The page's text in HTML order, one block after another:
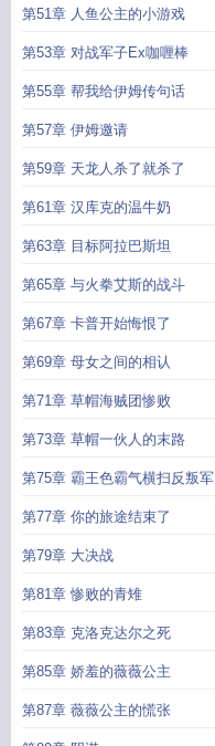
第51章 人鱼公主的小游戏
第53章 对战军子Ex咖喱棒
第55章 帮我给伊姆传句话
第57章 伊姆邀请
第59章 天龙人杀了就杀了
第61章 汉库克的温牛奶
第63章 目标阿拉巴斯坦
第65章 与火拳艾斯的战斗
第67章 卡普开始悔恨了
第69章 母女之间的相认
第71章 草帽海贼团惨败
第73章 草帽一伙人的末路
第75章 霸王色霸气横扫反叛军
第77章 你的旅途结束了
第79章 大决战
第81章 惨败的青雉
第83章 克洛克达尔之死
第85章 娇羞的薇薇公主
第87章 薇薇公主的慌张